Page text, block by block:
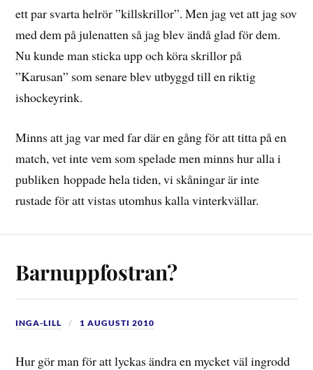
ett par svarta helrör ”killskrillor”. Men jag vet att jag sov
med dem på julenatten så jag blev ändå glad för dem.
Nu kunde man sticka upp och köra skrillor på
”Karusan” som senare blev utbyggd till en riktig
ishockeyrink.
Minns att jag var med far där en gång för att titta på en
match, vet inte vem som spelade men minns hur alla i
publiken hoppade hela tiden, vi skåningar är inte
rustade för att vistas utomhus kalla vinterkvällar.
Barnuppfostran?
INGA-LILL 1 AUGUSTI 2010
Hur gör man för att lyckas ändra en mycket väl ingrodd